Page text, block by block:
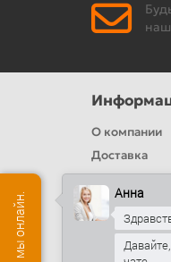
О компании
Доставка
Политика
Условия
Цвета RAL
Оплата
Анна